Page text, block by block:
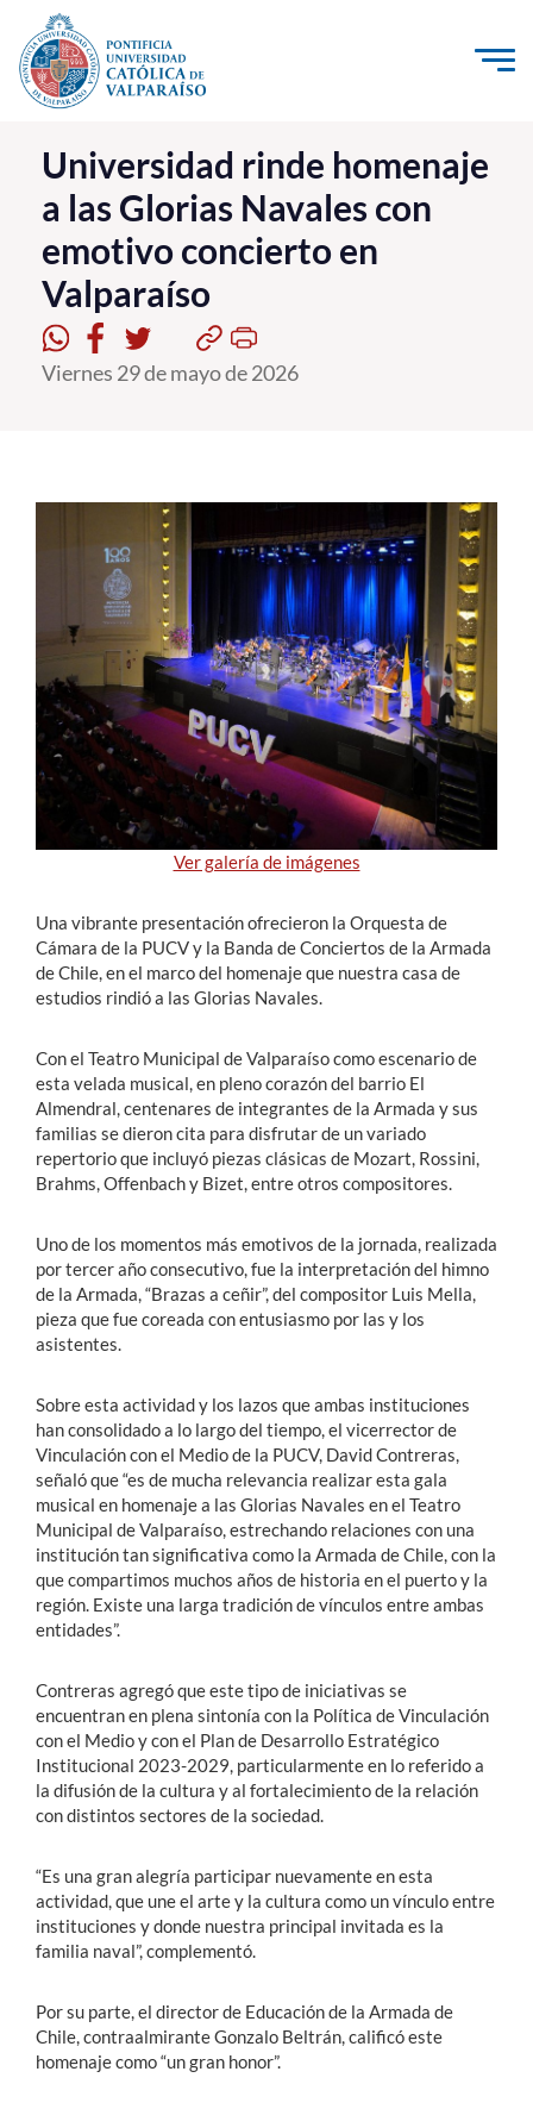
Click acá para ir directamente al contenido
La Universidad
Investigación, Creación e Innovación
PUCV Internacional
Vinculación con el Medio
Admisión
Formación Continua
Estudiantes
Académicos
Funcionarios
Alumni
English
Universidad rinde homenaje
a las Glorias Navales con
emotivo concierto en
Valparaíso
Viernes 29 de mayo de 2026
Ver galería de imágenes
Una vibrante presentación ofrecieron la Orquesta de
Cámara de la PUCV y la Banda de Conciertos de la Armada
de Chile, en el marco del homenaje que nuestra casa de
estudios rindió a las Glorias Navales.
Con el Teatro Municipal de Valparaíso como escenario de
esta velada musical, en pleno corazón del barrio El
Almendral, centenares de integrantes de la Armada y sus
familias se dieron cita para disfrutar de un variado
repertorio que incluyó piezas clásicas de Mozart, Rossini,
Brahms, Offenbach y Bizet, entre otros compositores.
Uno de los momentos más emotivos de la jornada, realizada
por tercer año consecutivo, fue la interpretación del himno
de la Armada, “Brazas a ceñir”, del compositor Luis Mella,
pieza que fue coreada con entusiasmo por las y los
asistentes.
Sobre esta actividad y los lazos que ambas instituciones
han consolidado a lo largo del tiempo, el vicerrector de
Vinculación con el Medio de la PUCV, David Contreras,
señaló que “es de mucha relevancia realizar esta gala
musical en homenaje a las Glorias Navales en el Teatro
Municipal de Valparaíso, estrechando relaciones con una
institución tan significativa como la Armada de Chile, con la
que compartimos muchos años de historia en el puerto y la
región. Existe una larga tradición de vínculos entre ambas
entidades”.
Contreras agregó que este tipo de iniciativas se
encuentran en plena sintonía con la Política de Vinculación
con el Medio y con el Plan de Desarrollo Estratégico
Institucional 2023-2029, particularmente en lo referido a
la difusión de la cultura y al fortalecimiento de la relación
con distintos sectores de la sociedad.
“Es una gran alegría participar nuevamente en esta
actividad, que une el arte y la cultura como un vínculo entre
instituciones y donde nuestra principal invitada es la
familia naval”, complementó.
Por su parte, el director de Educación de la Armada de
Chile, contraalmirante Gonzalo Beltrán, calificó este
homenaje como “un gran honor”.